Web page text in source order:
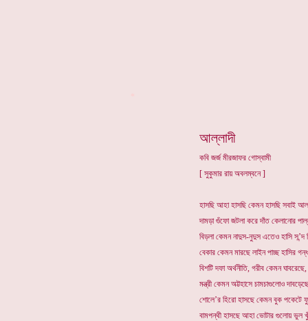
আল্লাদী
কবি জর্জ মীরজাফর গোস্বামী
[ সুকুমার রায় অবলম্বনে ]
হাসছি আহা হাসছি কেমন হাসছি সবাই
দামড়া গুঁফো জটলা করে দাঁত কেলানোর
বিড়লা কেমন নাদুস-নুদুস এতেও হাসি স’ন্দ
বেকার কেমন মারছে লাইন পাচ্ছ হাসির
বিশটি দফা অর্থনীতি, গরীব কেমন ঘাবরেছে,
মন্ত্রী কেমন অট্টহাসে চামচাগুলোও
শোলে’র হিরো হাসছে কেমন বুক পকেটে
বামপন্থী হাসছে আহা ভোটার গুলোয় ভুল